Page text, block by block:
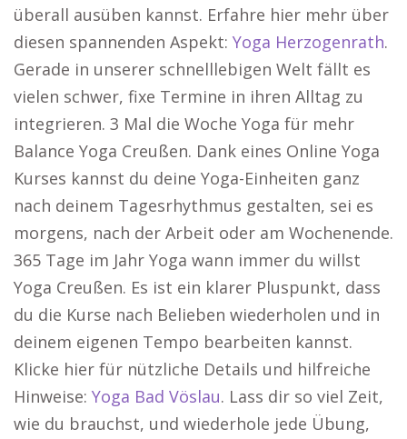
überall ausüben kannst. Erfahre hier mehr über
diesen spannenden Aspekt: Yoga Herzogenrath.
Gerade in unserer schnelllebigen Welt fällt es
vielen schwer, fixe Termine in ihren Alltag zu
integrieren. 3 Mal die Woche Yoga für mehr
Balance Yoga Creußen. Dank eines Online Yoga
Kurses kannst du deine Yoga-Einheiten ganz
nach deinem Tagesrhythmus gestalten, sei es
morgens, nach der Arbeit oder am Wochenende.
365 Tage im Jahr Yoga wann immer du willst
Yoga Creußen. Es ist ein klarer Pluspunkt, dass
du die Kurse nach Belieben wiederholen und in
deinem eigenen Tempo bearbeiten kannst.
Klicke hier für nützliche Details und hilfreiche
Hinweise: Yoga Bad Vöslau. Lass dir so viel Zeit,
wie du brauchst, und wiederhole jede Übung,